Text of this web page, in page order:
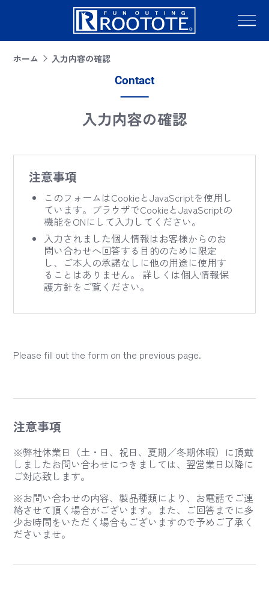
ホーム 入力内容の確認
Contact
入力内容の確認
注意事項
このフォームはCookieとJavaScriptを使用し
ています。ブラウザでCookieとJavaScriptの
機能をONにして入力してください。
入力されました個人情報はお客様からのお
問い合わせへ回答する目的のために限定
し、ご本人の承諾なしに他の用途に使用す
ることはありません。 詳しくは個人情報保
護方針をご覧ください。
Please fill out the form on the previous page.
注意事項
※弊社休業日（土・日、祝日、夏期／冬期休暇）に頂戴
しましたお問い合わせにつきましては、翌営業日以降に
ご対応致します。
※お問い合わせの内容、製品種類により、お電話でご連
絡させて頂く場合がございます。また、ご回答までに多
少お時間をいただく場合もございますので予めご了承く
ださいませ。